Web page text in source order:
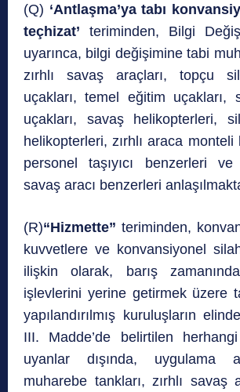
(Q) ‘Antlaşma’ya tabı
teçhizat’ teriminden, Bilgi
uyarınca, bilgi değişimine tabi
zırhlı savaş araçları, topçu
uçakları, temel eğitim uçakları,
uçakları, savaş helikopterleri,
helikopterleri, zırhlı araca monteli
personel taşıyıcı benzerleri ve
savaş aracı benzerleri
(R)“Hizmette” teriminden,
kuvvetlere ve konvansiyonel
ilişkin olarak, barış
işlevlerini yerine getirmek üzere
yapılandırılmış kuruluşların
III. Madde’de belirtilen
uyanlar dışında, uygulama
muharebe tankları, zırhlı savaş